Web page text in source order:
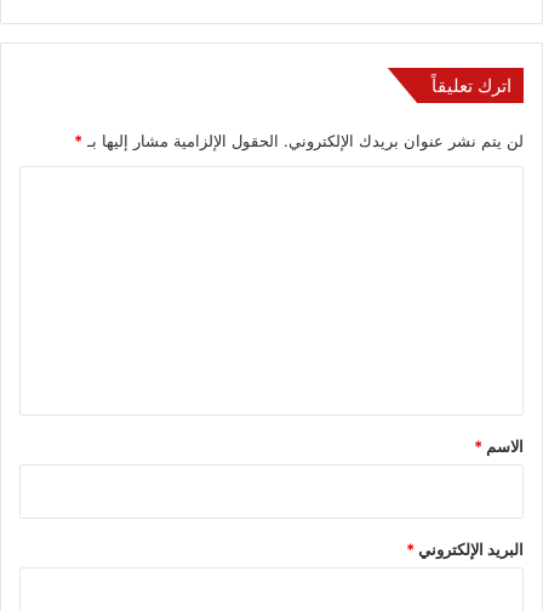
اترك تعليقاً
لن يتم نشر عنوان بريدك الإلكتروني. الحقول الإلزامية مشار إليها بـ *
*
الاسم *
البريد الإلكتروني*